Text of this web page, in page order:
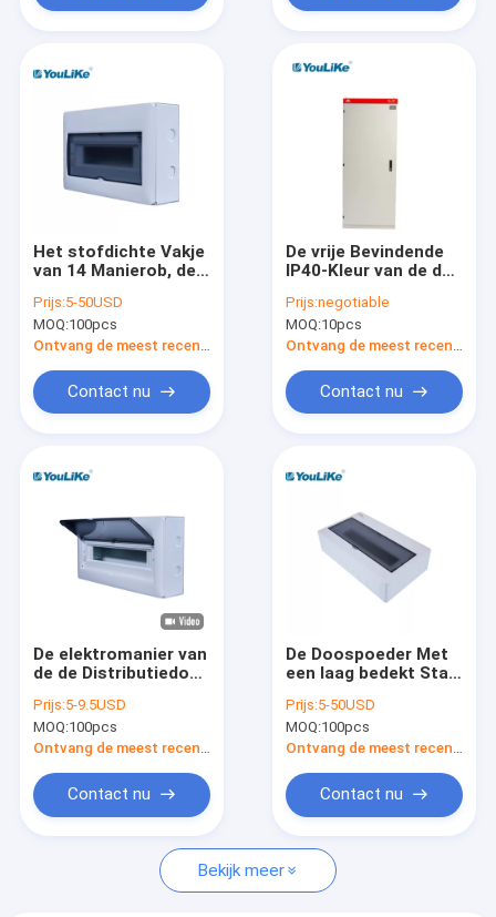
Ongeveer ons
Fabrieksreis
Nieuws
Gevallen
MCB-Distributiedoos
Het stofdichte Vakje
van 14 Manierob, de
van de
Distributieraad IP40
Prijs:5-50USD
MOQ:100pcs
Ontvang de meest recente Prijs
Contact nu
De vrije Bevindende
IP40-Kleur van de de
RAL7035 van de
Niveaudistributie
Prijs:negotiable
MOQ:10pcs
Ontvang de meest recente Prijs
Contact nu
De elektromanier van
de de Distributiedoos
de Elektromacht Van
de consument
Binnen
Prijs:5-9.5USD
MOQ:100pcs
Ontvang de meest recente Prijs
Contact nu
De Doospoeder Met
een laag bedekt Staal
IP40
Prijs:5-50USD
MOQ:100pcs
Ontvang de meest recente Prijs
Contact nu
Bekijk meer